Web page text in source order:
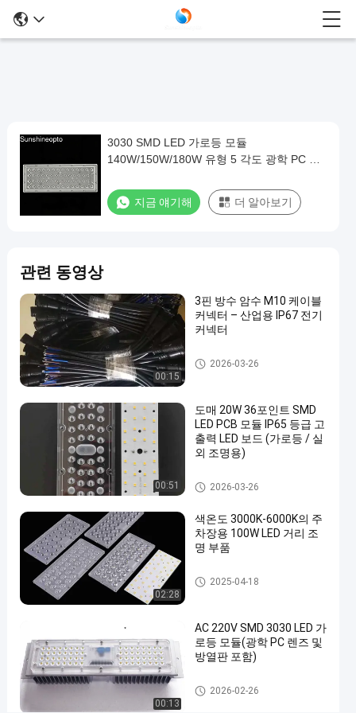
3030
SMD
LED
가
모
듈
140W/150W/180W
유
형
5
각
부
품
LED
가로
등 분
2026-
02-27
248
의견
지금 얘기해
#
지
도
3030 SMD LED 가로등 모듈
140W/150W/180W 유형 5 각도 광학 PC 부
지금 얘기해 더 알아보기
관련 동영상
00:15
3핀 방수 암수 M10 케이블
커넥터 – 산업용 IP67 전기
커넥터
LED 가로등 분대
2026-03-26
00:51
도매 20W 36포인트 SMD
LED PCB 모듈 IP65 등급 고
출력 LED 보드 (가로등 / 실
외 조명용)
LED 가로등 분대
2026-03-26
02:28
색온도 3000K-6000K의 주
차장용 100W LED 거리 조
명 부품
LED 가로등 분대
2025-04-18
00:13
AC 220V SMD 3030 LED 가
로등 모듈(광학 PC 렌즈 및
방열판 포함)
LED 가로등 분대
2026-02-26